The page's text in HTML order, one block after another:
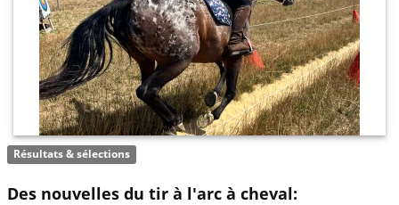
Résultats & sélections
Des nouvelles du tir à l'arc à cheval: